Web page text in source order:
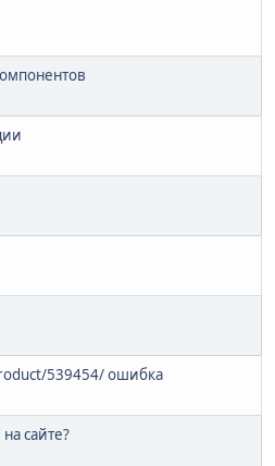
539454/ ошибка
сайте?